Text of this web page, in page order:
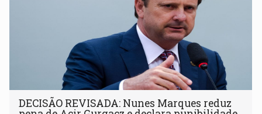
DECISÃO REVISADA: Nunes Marques reduz